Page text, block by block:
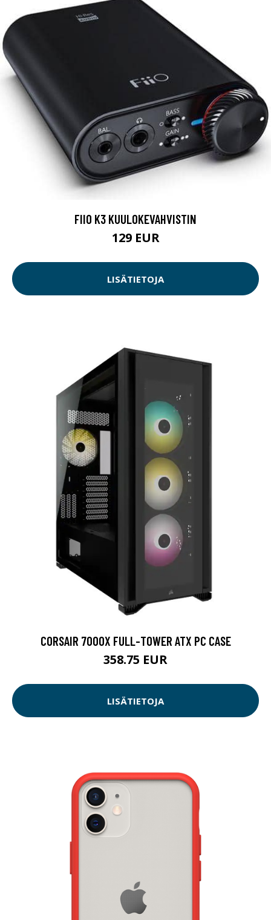
FIIO K3 KUULOKEVAHVISTIN
129 EUR
LISÄTIETOJA
CORSAIR 7000X FULL-TOWER ATX PC CASE
358.75 EUR
LISÄTIETOJA